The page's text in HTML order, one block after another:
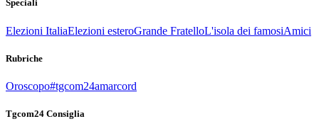
Speciali
Elezioni ItaliaElezioni esteroGrande FratelloL'isola dei famosiAmici
Rubriche
Oroscopo#tgcom24amarcord
Tgcom24 Consiglia